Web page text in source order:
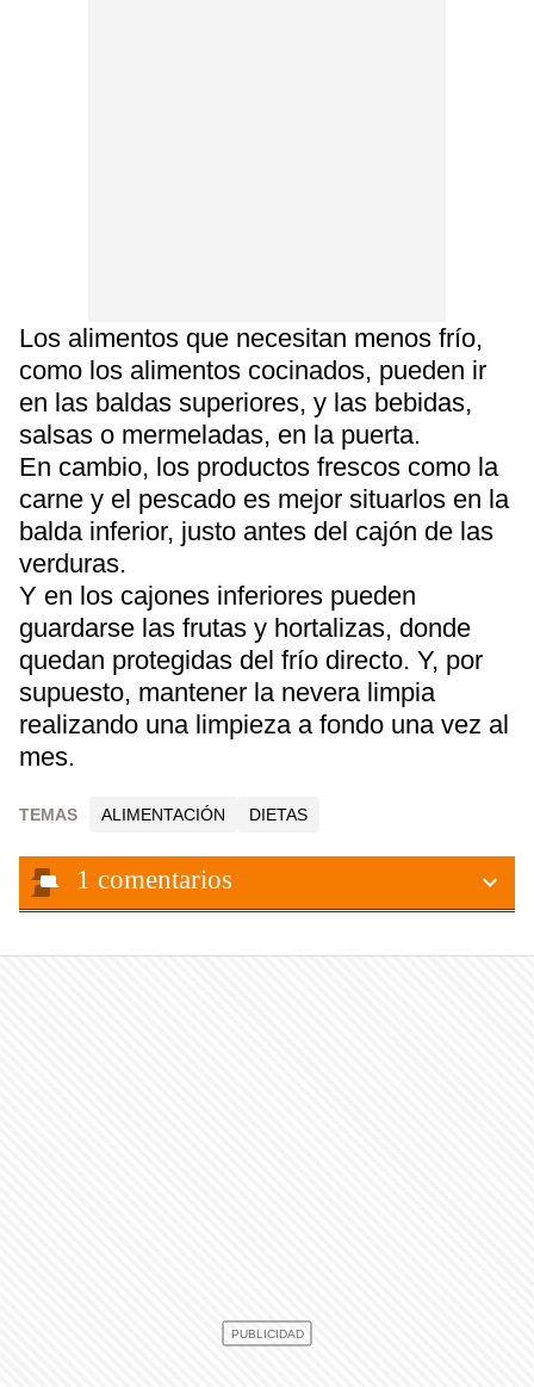
Los alimentos que necesitan menos frío,
como los alimentos cocinados, pueden ir
en las baldas superiores, y las bebidas,
salsas o mermeladas, en la puerta.
En cambio, los productos frescos como la
carne y el pescado es mejor situarlos en la
balda inferior, justo antes del cajón de las
verduras.
Y en los cajones inferiores pueden
guardarse las frutas y hortalizas, donde
quedan protegidas del frío directo. Y, por
supuesto, mantener la nevera limpia
realizando una limpieza a fondo una vez al
mes.
TEMAS ALIMENTACIÓN DIETAS
1 comentarios